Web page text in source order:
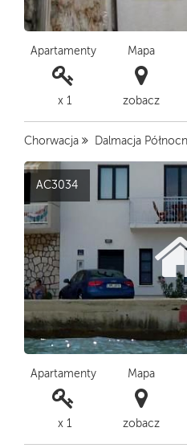
Apartamenty
x 1
Mapa
zobacz
Chorwacja Dalmacja
AC3034
Apartamenty
x 1
Mapa
zobacz